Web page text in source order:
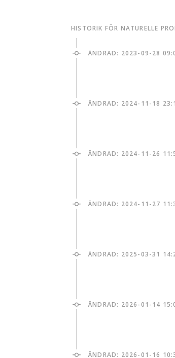
HISTORIK FÖR NATURELLE
ÄNDRAD: 2023-09-28
ÄNDRAD: 2024-11-18
ÄNDRAD: 2024-11-26
ÄNDRAD: 2024-11-27
ÄNDRAD: 2025-03-31
ÄNDRAD: 2026-01-14
ÄNDRAD: 2026-01-16